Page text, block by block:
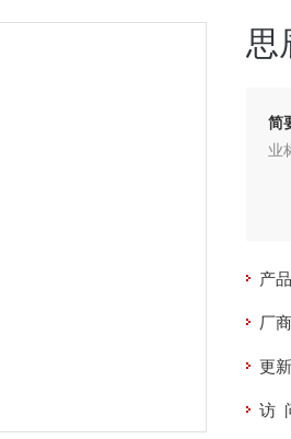
思
简
业
产
厂
更
访